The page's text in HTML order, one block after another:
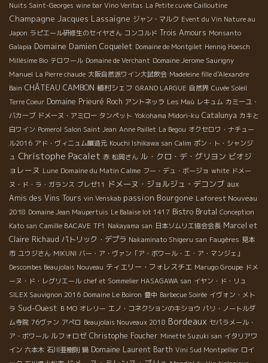
Nuits Saint-Georges wine bar Vino Veritas La Petite cuvée Cailloutine
Champagne Jacques Lassaigne ジャン・マルク Event du Vin Nature au
Japon ラピエール研修生のセイヤさん コンコルド Trois Amours Monsanto
Galapia Domaine Damien Coquelet Domaine de Montgilet Hennig Hoesch
Millésime Bio テロワール Domaine de Verchant Domaine Jerome Saurigny
Manuel La Pierre chaude 大阪自然派ワイン大試飲会 Madeleine fille d'Alexandre
Bain CHÂTEAU CAMBON 植村シェフ GRAND LARGUE 自然界 Cuvée Soleil
Terre Coeur Domaine Prieuré Roch アントネッラ Les Maù レキュム カミーユ・
バカーブ ドメーヌ・アミロー タンペット Yokohama Midori-ku Catalunya カキと
白ワイン Pomerol Salon Saint Jean Anne Paillet La Begou オクセロワ・ナチュー
ル2016 アド・ヴィニュム醸造元 Kouchi Ishikawa san Calim ポン・ト・シャンジ
ュ Christophe Pacalet 赤 松岡さん ル・クロ・デ・グリヨン ビオジ
ョレーヌ Lune Domaine du Matin Calme フー・デュ・ボージョ white ドメー
ヌ・ド・ラ・ガランス ブレゼ11 ドメーヌ・ジョルジュ・デコンブ aux
Amis des Vins Tours vin Venskab passion Bourgone Laforest Nouveau
2018 Domaine Jean Maupertuis Le Balaise lot 1417 Bistro Brutal Conception
Kato san Camille BACAVE TF1 Nakayama san 日本ソムリエ協会会長 Marcel et
Claire Richaud パトリック・デプラ Nakaminato Shigeru san Faugères 見本
市 ユウジさん MIKUNI バー・ア・ヴァン「ア・ボワール・エ・ア・マンジェ」
Descombes Beaujolais Nouveau ティエリー・フォレスチエ Marugo Groupe ドメ
ーヌ・ド・レグリエール chef et Sommelier HASAGAWA san イヤン・ド・リュ
SILEX Sauvignon 2016 Domaine Le Boiron 豊中 Barbecue Soirée イヴォン・メト
ラ Sud-Ouest ＢＭО オレリー エノ・コネクションのキショウ パリ・ノートルダ
ム寺院 76ヴァン アぺロ Beaujolais Nouveaux 2018 Bordeaux セパラメール・
ア・ボワール ルフォロゼ Christophe Foucher Minette Suzuki san イタリアワ
イン 六本木 石川亜樹則 鍋 Domaine Laurent Barth Vini Sud Montpellier ロイ